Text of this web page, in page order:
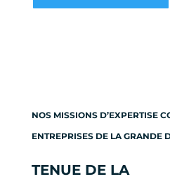
NOS MISSIONS D’EXPERTISE
ENTREPRISES DE LA GRANDE
TENUE DE LA